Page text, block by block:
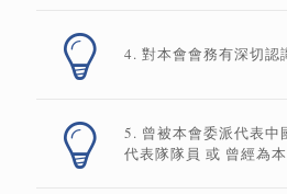
4. 對本會會務有深切認
5. 曾被本會委派代表中
代表隊隊員 或 曾經為